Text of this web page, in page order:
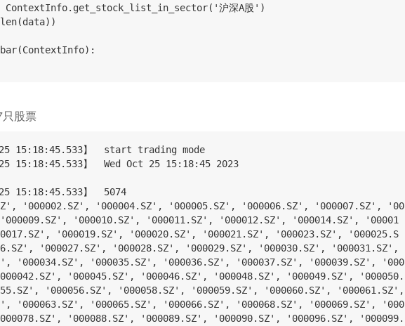
= ContextInfo.get_stock_list_in_sector('沪深A股')
股票
25 15:18:45.533】  start trading mode
25 15:18:45.533】  Wed Oct 25 15:18:45 2023
25 15:18:45.533】  5074
'000002.SZ', '000004.SZ', '000005.SZ', '000006.SZ', '000007.SZ', '00
'000010.SZ', '000011.SZ', '000012.SZ', '000014.SZ', '00001
'000019.SZ', '000020.SZ', '000021.SZ', '000023.SZ', '000025.S
'000027.SZ', '000028.SZ', '000029.SZ', '000030.SZ', '000031.SZ',
'000034.SZ', '000035.SZ', '000036.SZ', '000037.SZ', '000039.SZ', '000
'000045.SZ', '000046.SZ', '000048.SZ', '000049.SZ', '000050.
'000056.SZ', '000058.SZ', '000059.SZ', '000060.SZ', '000061.SZ',
'000063.SZ', '000065.SZ', '000066.SZ', '000068.SZ', '000069.SZ', '000
'000088.SZ', '000089.SZ', '000090.SZ', '000096.SZ', '000099.